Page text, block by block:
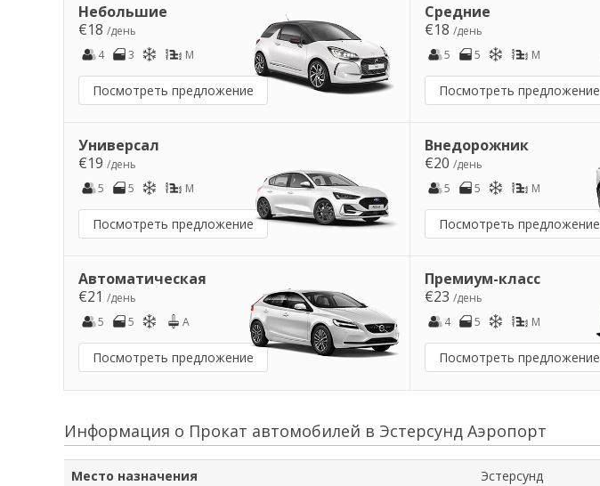
Небольшие
€18 /день
4
3 M
Посмотреть предложение
Средние
€18/день
5
5 M
Посмотреть предложение
Универсал
€19 /день
5
5 M
Посмотреть предложение
Внедорожник
€20/день
5
5 M
Посмотреть предложение
Автоматическая
€21 /день
5
5 A
Посмотреть предложение
Премиум-класс
€23/день
4
5 M
Посмотреть предложение
Информация о Прокат автомобилей в Эстерсунд Аэропорт
Место назначения
Эстерсунд